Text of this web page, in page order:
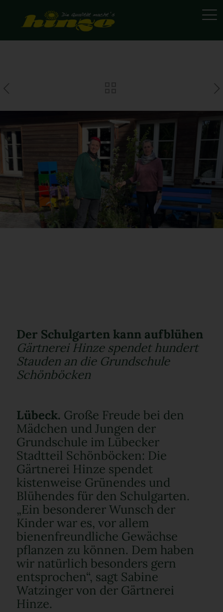
Der Schulgarten kann aufblühen
Gärtnerei Hinze spendet hundert
Stauden an die Grundschule
Schönböcken
Lübeck. Große Freude bei den
Mädchen und Jungen der
Grundschule im Lübecker
Stadtteil Schönböcken: Die
Gärtnerei Hinze spendet
kistenweise Grünendes und
Blühendes für den Schulgarten.
„Ein besonderer Wunsch der
Kinder war es, vor allem
bienenfreundliche Gewächse
pflanzen zu können. Dem haben
wir natürlich besonders gern
entsprochen“, sagt Sabine
Watzinger von der Gärtnerei
Hinze.